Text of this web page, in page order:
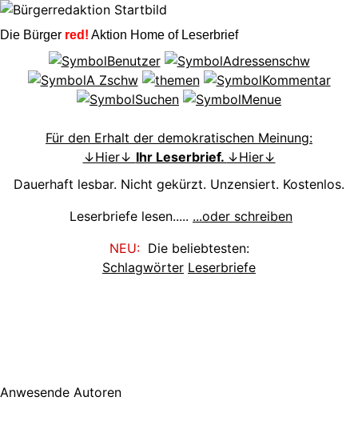
Die Bürger red! Aktion Home of Leserbrief
Für den Erhalt der demokratischen Meinung:
↓Hier↓ Ihr Leserbrief. ↓Hier↓
Dauerhaft lesbar. Nicht gekürzt. Unzensiert. Kostenlos.
Leserbriefe lesen..... ...oder schreiben
NEU:Die beliebtesten:
Schlagwörter Leserbriefe
Anwesende Autoren